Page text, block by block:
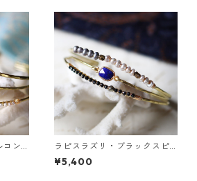
コン
ラピスラズリ・ブラックスピ
ネル・パールの3連バングル
¥5,400